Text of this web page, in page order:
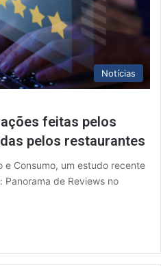
Notícias
feitas pelos
pelos restaurantes
e Consumo, um estudo recente
Panorama de Reviews no